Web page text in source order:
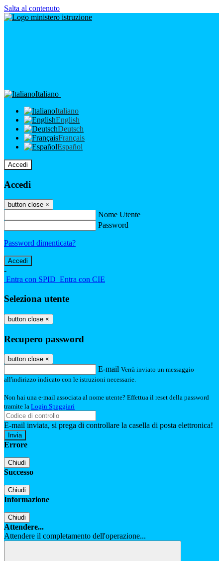
Salta al contenuto
Italiano
Italiano
English
Deutsch
Français
Español
Accedi
Accedi
button close ×
Nome Utente
Password
Password dimenticata?
-
Entra con SPID Entra con CIE
Seleziona utente
button close ×
Recupero password
button close ×
E-mail Verrà inviato un messaggio
all'indirizzo indicato con le istruzioni necessarie.
Non hai una e-mail associata al nome utente? Effettua il reset della password
tramite la Login Spaggiari
E-mail inviata, si prega di controllare la casella di posta elettronica!
Errore
Chiudi
Successo
Chiudi
Informazione
Chiudi
Attendere...
Attendere il completamento dell'operazione...